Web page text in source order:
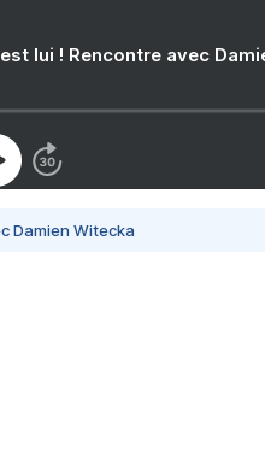
lui ! Rencontre avec
Damien Witecka